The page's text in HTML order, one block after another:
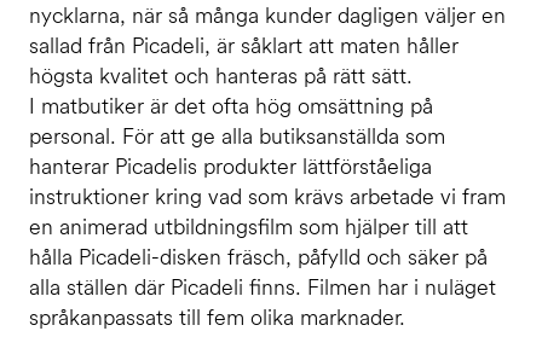
nycklarna, när så många kunder dagligen väljer en
sallad från Picadeli, är såklart att maten håller
högsta kvalitet och hanteras på rätt sätt.
I matbutiker är det ofta hög omsättning på
personal. För att ge alla butiksanställda som
hanterar Picadelis produkter lättförståeliga
instruktioner kring vad som krävs arbetade vi fram
en animerad utbildningsfilm som hjälper till att
hålla Picadeli-disken fräsch, påfylld och säker på
alla ställen där Picadeli finns. Filmen har i nuläget
språkanpassats till fem olika marknader.